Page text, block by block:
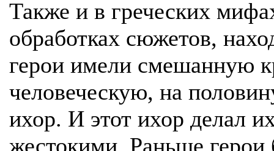
Также и в греческих
обработках сюжетов,
герои имели смешанную
человеческую, на
ихор. И этот ихор делал
жестокими. Раньше